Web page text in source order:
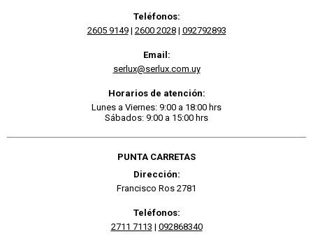
Teléfonos:
2605 9149| 2600 2028| 092792893
Email:
serlux@serlux.com.uy
Horarios de atención:
Lunes a Viernes: 9:00 a 18:00 hrs
Sábados: 9:00 a 15:00 hrs
PUNTA CARRETAS
Dirección:
Francisco Ros 2781
Teléfonos:
2711 7113 | 092868340